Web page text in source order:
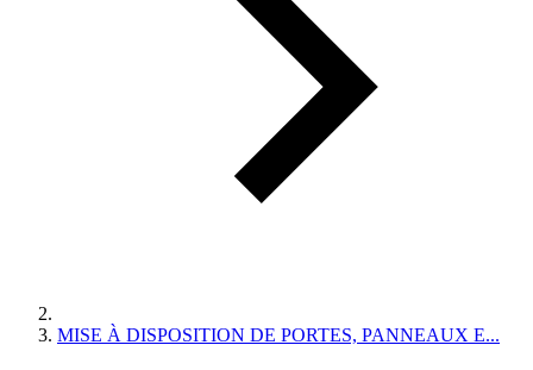
MISE À DISPOSITION DE PORTES, PANNEAUX E...